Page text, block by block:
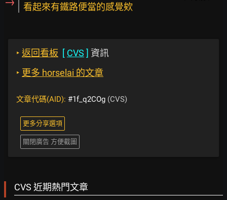
看起來有鐵路便當的感覺欸
‣ 返回看板 [ CVS ] 資訊
‣ 更多 horselai 的文章
文章代碼(AID): #1f_q2COg (CVS)
更多分享選項
關閉廣告 方便截圖
CVS 近期熱門文章